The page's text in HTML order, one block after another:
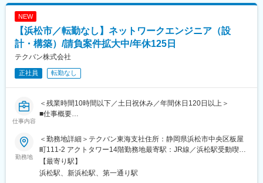
将来は、【PL／PM】や【技術スペシャリスト】など、多岐にわ
◇充実した教育制度：
200種類以上の豊富なプログラム内容を揃えています。
※社内承認を得た講座は全額会社負担！
【Winスクール】全国主要都市48カ所に展開
【eラーニング】PC／スマートフォンで受講可能
習熟度により、ITインフラの運用業務からお任せする予定です。
システム開発の上流工程に興味がある場合、セキュリティ（アプ
リケーション系）やシステム開発に挑戦することも可能です。
■働き方
い環境です。毎月、残業時間を集計しており、多い場合は、チー
ムや上長への報告とお客様先の営業担当にも報告を入れており、
・定期的に人事部や上長との面談・1on1があり、お客様先にいて
も本部とのかかわりが多いため、正当な評価をつけることが可能
です。
・有給取得についても昨年の取得率が約7割で、調整がしやすい環
NEW
【浜松市／転勤なし】ネットワークエンジニア（設
計・構築）/請負案件拡大中/年休125日
テクバン株式会社
正社員 転勤なし
仕事内容
＜残業時間10時間以下／土日祝休み／年間休日120日以上＞
■仕事概要
メント作成までスキルに応じて関わることが可能
■仕事内容
・顧客の要件ヒアリング・ネットワーク構成の提案
・ルータ／L2・L3スイッチ／ファイアウォール／アクセスポイン
トの設計・構築・設定投入
勤務地
＜勤務地詳細＞テクバン東海支社住所：静岡県浜松市中央区板屋
町111-2 アクトタワー14階勤務地最寄駅：JR線／浜松駅受動喫煙
対策：敷地内喫煙可能場所あり変更の範囲：会社の定める事業所
【最寄り駅】
浜松駅、新浜松駅、第一通り駅